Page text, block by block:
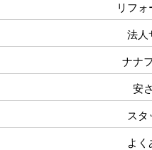
リフ
法人
ナナ
安
スタ
よく